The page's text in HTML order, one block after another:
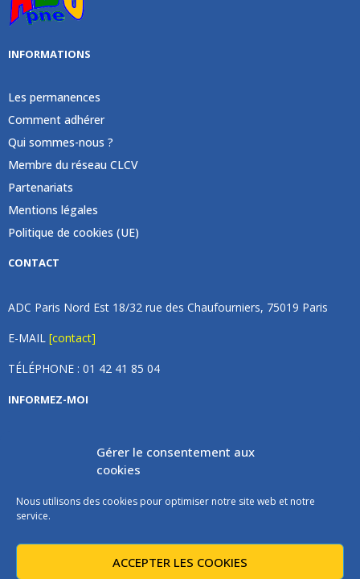
Gérer le consentement aux
cookies
Nous utilisons des cookies pour optimiser notre site web et notre
service.
ACCEPTER LES COOKIES
INFORMATIONS
Les permanences
Comment adhérer
Qui sommes-nous ?
Membre du réseau CLCV
Partenariats
Mentions légales
Politique de cookies (UE)
CONTACT
ADC Paris Nord Est 18/32 rue des Chaufourniers, 75019 Paris
E-MAIL [contact]
TÉLÉPHONE : 01 42 41 85 04
INFORMEZ-MOI
Inscrivez vous à notre newsletter et recevez une fois par
mois de nos nouvelles, aucun spam (on promet).